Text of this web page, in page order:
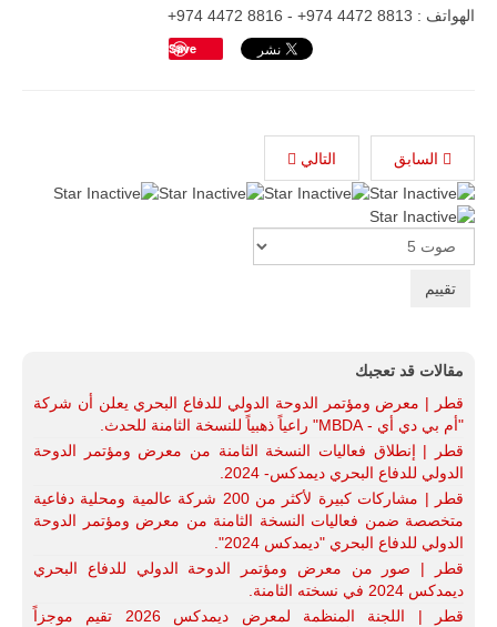
الهواتف : 8813 4472 974+ - 8816 4472 974+
Save
السابق التالي
Rate
مقالات قد تعجبك
قطر | معرض ومؤتمر الدوحة الدولي للدفاع البحري يعلن أن شركة
"أم بي دي أي - MBDA" راعياً ذهبياً للنسخة الثامنة للحدث.
قطر | إنطلاق فعاليات النسخة الثامنة من معرض ومؤتمر الدوحة
الدولي للدفاع البحري ديمدكس- 2024.
قطر | مشاركات كبيرة لأكثر من 200 شركة عالمية ومحلية دفاعية
متخصصة ضمن فعاليات النسخة الثامنة من معرض ومؤتمر الدوحة
الدولي للدفاع البحري "ديمدكس 2024".
قطر | صور من معرض ومؤتمر الدوحة الدولي للدفاع البحري
ديمدكس 2024 في نسخته الثامنة.
قطر | اللجنة المنظمة لمعرض ديمدكس 2026 تقيم موجزاً